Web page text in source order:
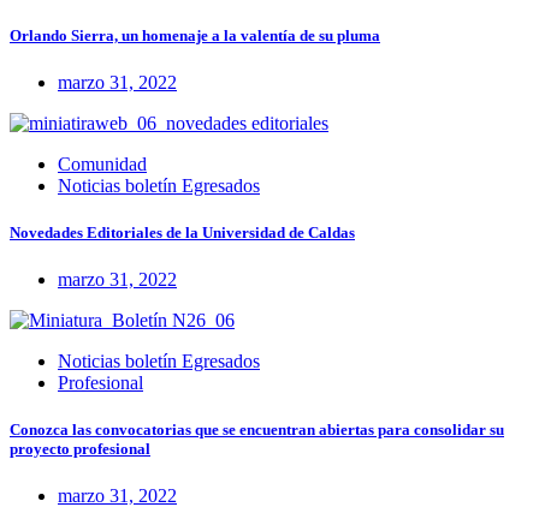
Orlando Sierra, un homenaje a la valentía de su pluma
marzo 31, 2022
Comunidad
Noticias boletín Egresados
Novedades Editoriales de la Universidad de Caldas
marzo 31, 2022
Noticias boletín Egresados
Profesional
Conozca las convocatorias que se encuentran abiertas para consolidar su
proyecto profesional
marzo 31, 2022